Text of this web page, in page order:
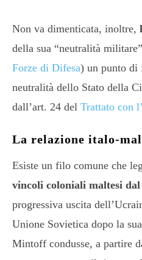
Non va dimenticata, inoltre,
della sua “neutralità
Forze di Difesa) un punto di
neutralità dello Stato della
dall’art. 24 del Trattato con
La relazione italo-
Esiste un filo comune che
vincoli coloniali maltesi
progressiva uscita
Unione Sovietica dopo la
Mintoff condusse, a partire